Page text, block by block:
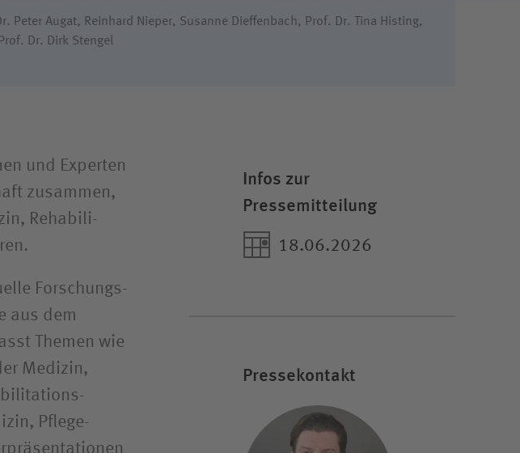
Peter Augat, Reinhard Nieper, Susanne Dieffenbach, Prof. Dr. Tina Histing,
Dr. Dirk Stengel
Infos zur
Pressemitteilung
18.06.2026
Pressekontakt
und Experten
zusammen,
Rehabili­
Forschungs­
aus dem
Themen wie
Medizin,
Pflege­